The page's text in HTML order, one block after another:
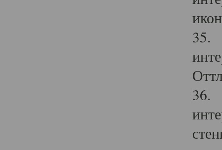
35.
36.